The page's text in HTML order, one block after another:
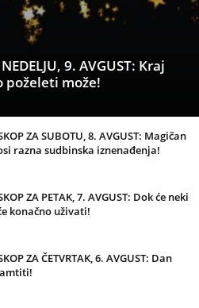
9. AVGUST: Kraj
poželeti može!
ZA SUBOTU, 8. AVGUST: Magičan
razna sudbinska iznenađenja!
ZA PETAK, 7. AVGUST: Dok će neki
konačno uživati!
ZA ČETVRTAK, 6. AVGUST: Dan